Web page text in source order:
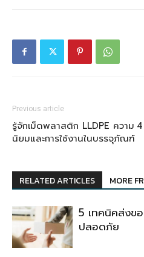
Previous article
รู้จักเม็ดพลาสติก LLDPE ความ
นิยมและการใช้งานในบรรจุภัณฑ์
RELATED ARTICLES MORE
5 เทคนิคส่งข
ปลอดภัย